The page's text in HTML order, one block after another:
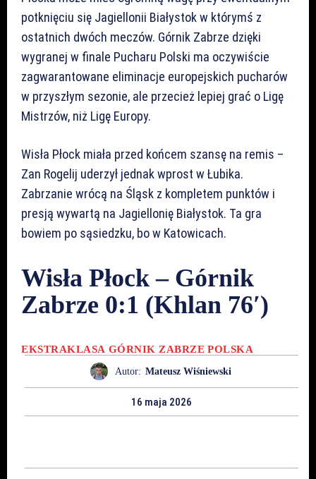
potknięciu się Jagiellonii Białystok w którymś z
ostatnich dwóch meczów. Górnik Zabrze dzięki
wygranej w finale Pucharu Polski ma oczywiście
zagwarantowane eliminacje europejskich pucharów
w przyszłym sezonie, ale przecież lepiej grać o Ligę
Mistrzów, niż Ligę Europy.
Wisła Płock miała przed końcem szansę na remis –
Zan Rogelij uderzył jednak wprost w Łubika.
Zabrzanie wrócą na Śląsk z kompletem punktów i
presją wywartą na Jagiellonię Białystok. Ta gra
bowiem po sąsiedzku, bo w Katowicach.
Wisła Płock – Górnik
Zabrze 0:1 (Khlan 76′)
EKSTRAKLASA GÓRNIK ZABRZE POLSKA
Autor: Mateusz Wiśniewski
16 maja 2026